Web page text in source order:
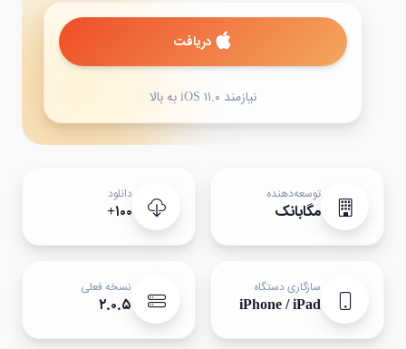
دریافت
نیازمند iOS ۱۱.۰ به بالا
توسعه‌دهنده
مگابانک
دانلود
۱۰۰+
سازگاری دستگاه
iPhone / iPad
نسخه فعلی
۲.۰.۵